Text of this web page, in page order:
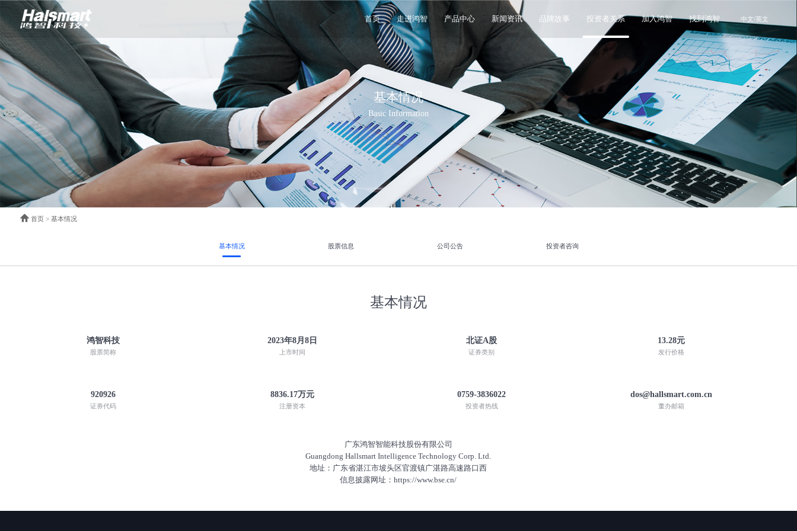
首页 走进鸿智 产品中心 新闻资讯 品牌故事 投资者关系 加入鸿智 找到鸿智 中文/英文
基本情况
Basic Information
首页 > 基本情况
基本情况 股票信息 公司公告 投资者咨询
基本情况
鸿智科技
股票简称
2023年8月8日
上市时间
北证A股
证券类别
13.28元
发行价格
920926
证券代码
8836.17万元
注册资本
0759-3836022
投资者热线
dos@hallsmart.com.cn
董办邮箱
广东鸿智智能科技股份有限公司
Guangdong Hallsmart Intelligence Technology Corp. Ltd.
地址：广东省湛江市坡头区官渡镇广湛路高速路口西
信息披露网址：https://www.bse.cn/